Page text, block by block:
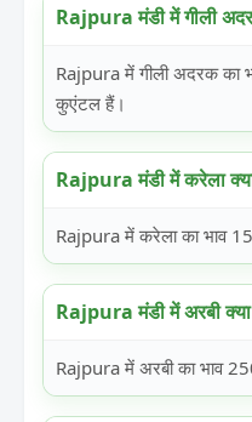
Rajpura मंडी में गीली
Rajpura में गीली अदरक का
कुएंटल हैं।
Rajpura मंडी में करेला
Rajpura में करेला का भाव
Rajpura मंडी में अरबी क्या
Rajpura में अरबी का भाव